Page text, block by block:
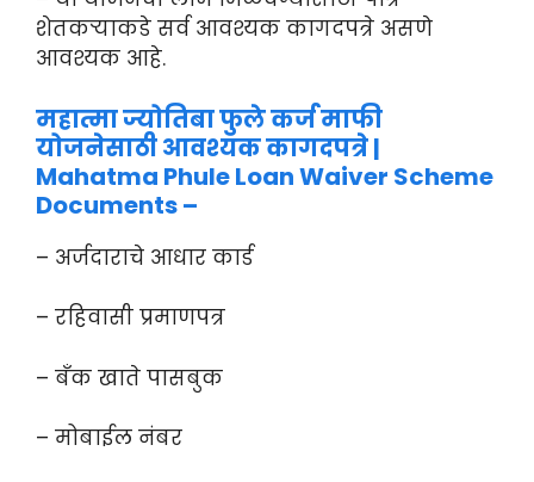
शेतकऱ्याकडे सर्व आवश्यक कागदपत्रे असणे
आवश्यक आहे.
महात्मा ज्योतिबा फुले कर्ज माफी
योजनेसाठी आवश्यक कागदपत्रे |
Mahatma Phule Loan Waiver Scheme
Documents –
– अर्जदाराचे आधार कार्ड
– रहिवासी प्रमाणपत्र
– बँक खाते पासबुक
– मोबाईल नंबर